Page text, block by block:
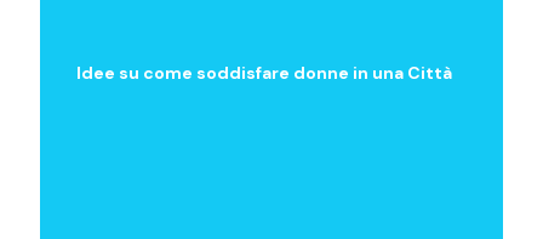
Idee su come soddisfare donne in una Città